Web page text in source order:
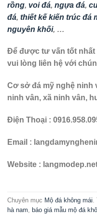
rồng, voi đá, ngựa đá,
đá, thiết kế kiến trúc đá
nguyên khối, …
Để được tư vấn tốt nhất
vui lòng liên hệ với
Cơ sở đá mỹ nghệ ninh
ninh vân, xã ninh vân,
Điện Thoại :
Email :
Website :
Chuyên mục Mộ đá không mái
hà nam
báo giá mẫu mộ đá